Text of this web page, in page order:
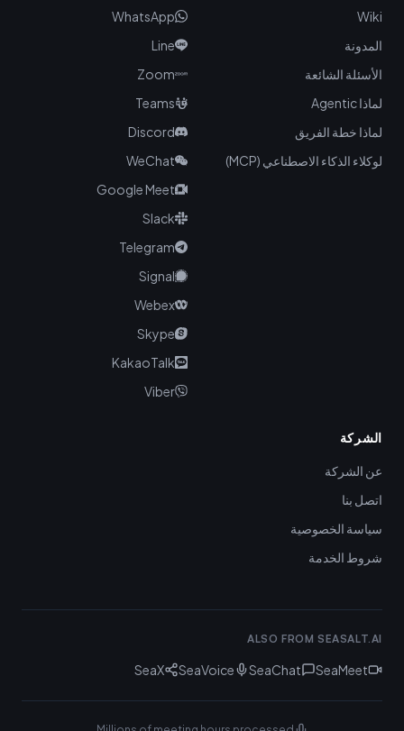
Wiki
المدونة
الأسئلة الشائعة
لماذا Agentic
لماذا خطة الفريق
لوكلاء الذكاء الاصطناعي (MCP)
WhatsApp
Line
Zoom
Teams
Discord
WeChat
Google Meet
Slack
Telegram
Signal
Webex
Skype
KakaoTalk
Viber
الشركة
عن الشركة
اتصل بنا
سياسة الخصوصية
شروط الخدمة
ALSO FROM SEASALT.AI
SeaMeet
SeaChat
SeaVoice
SeaX